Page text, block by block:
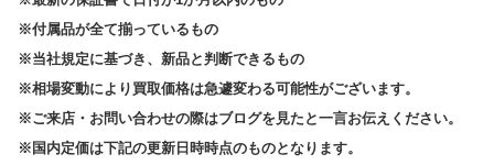
※付属品が全て揃っているもの
※当社規定に基づき、新品と判断できるもの
※相場変動により買取価格は急遽変わる可能性がございます。
※ご来店・お問い合わせの際はブログを見たと一言お伝えください。
※国内定価は下記の更新日時時点のものとなります。